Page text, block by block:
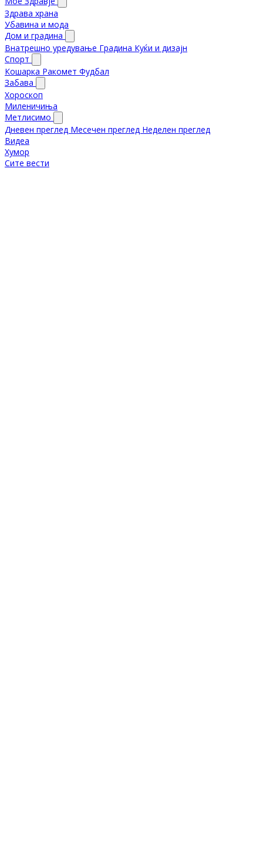
Здрава храна
Убавина и мода
Дом и градина
Внатрешно уредување Градина Куќи и дизајн
Спорт
Кошарка Ракомет Фудбал
Забава
Хороскоп
Миленичиња
Метлисимо
Дневен преглед Месечен преглед Неделен преглед
Видеа
Хумор
Сите вести